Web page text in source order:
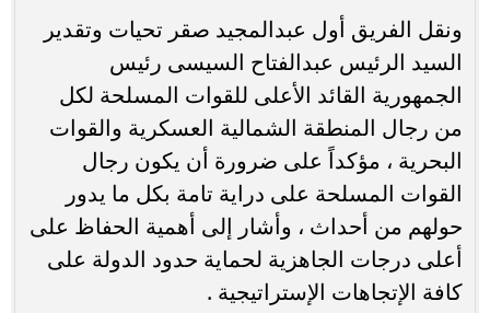
ونقل الفريق أول عبدالمجيد صقر تحيات وتقدير
السيد الرئيس عبدالفتاح السيسى رئيس
الجمهورية القائد الأعلى للقوات المسلحة لكل
من رجال المنطقة الشمالية العسكرية والقوات
البحرية ، مؤكداً على ضرورة أن يكون رجال
القوات المسلحة على دراية تامة بكل ما يدور
حولهم من أحداث ، وأشار إلى أهمية الحفاظ على
أعلى درجات الجاهزية لحماية حدود الدولة على
كافة الإتجاهات الإستراتيجية .